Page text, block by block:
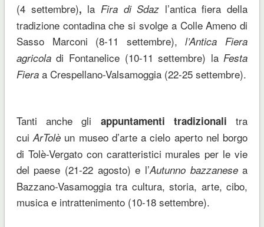
(4 settembre), la Fira di Sdaz l’antica fiera della
tradizione contadina che si svolge a Colle Ameno di
Sasso Marconi (8-11 settembre),l’Antica Fiera
agricoladi Fontanelice (10-11 settembre) la Festa
Fieraa Crespellano-Valsamoggia (22-25 settembre).
Tanti anche gli appuntamenti tradizionali tra
cuiArTolè un museo d’arte a cielo aperto nel borgo
di Tolè-Vergato con caratteristici murales per le vie
del paese (21-22 agosto) e l’Autunno bazzanesea
Bazzano-Vasamoggia tra cultura, storia, arte, cibo,
musica e intrattenimento (10-18 settembre).